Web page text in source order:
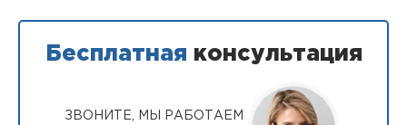
Бесплатная консультация
ЗВОНИТЕ, МЫ РАБОТАЕМ